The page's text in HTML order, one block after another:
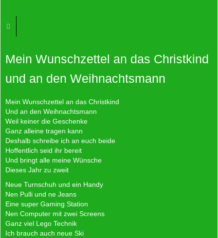
Mein Wunschzettel an das Christkind
und an den Weihnachtsmann
Mein Wunschzettel an das Christkind
Und an den Weihnachtsmann
Weil keiner die Geschenke
Ganz alleine tragen kann
Deshalb schreibe ich an euch beide
Hoffentlich seid ihr bereit
Und bringt alle meine Wünsche
Dieses Jahr zu zweit
Neue Turnschuh und ein Handy
Nen Pulli und ne Jeans
Eine super Gaming Station
Nen Computer mit zwei Screens
Ganz viel Lego Technik
Ich brauch auch neue Ski